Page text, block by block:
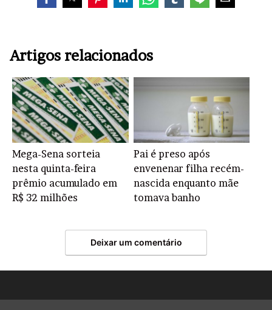
Artigos relacionados
Mega-Sena sorteia
nesta quinta-feira
prêmio acumulado em
R$ 32 milhões
Pai é preso após
envenenar filha recém-
nascida enquanto mãe
tomava banho
Deixar um comentário